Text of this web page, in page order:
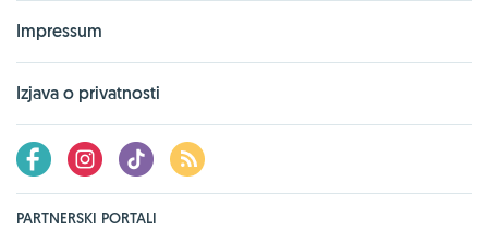
Impressum
Izjava o privatnosti
PARTNERSKI PORTALI